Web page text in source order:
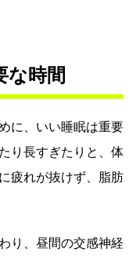
な時間
に、いい睡眠は重要
り長すぎたりと、体
疲れが抜けず、脂肪
り、昼間の交感神経